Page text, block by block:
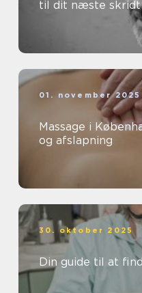
til dit næste skridt
01. november 2025
Massage i
og afslapning
30. oktober 2025
Din guide til at